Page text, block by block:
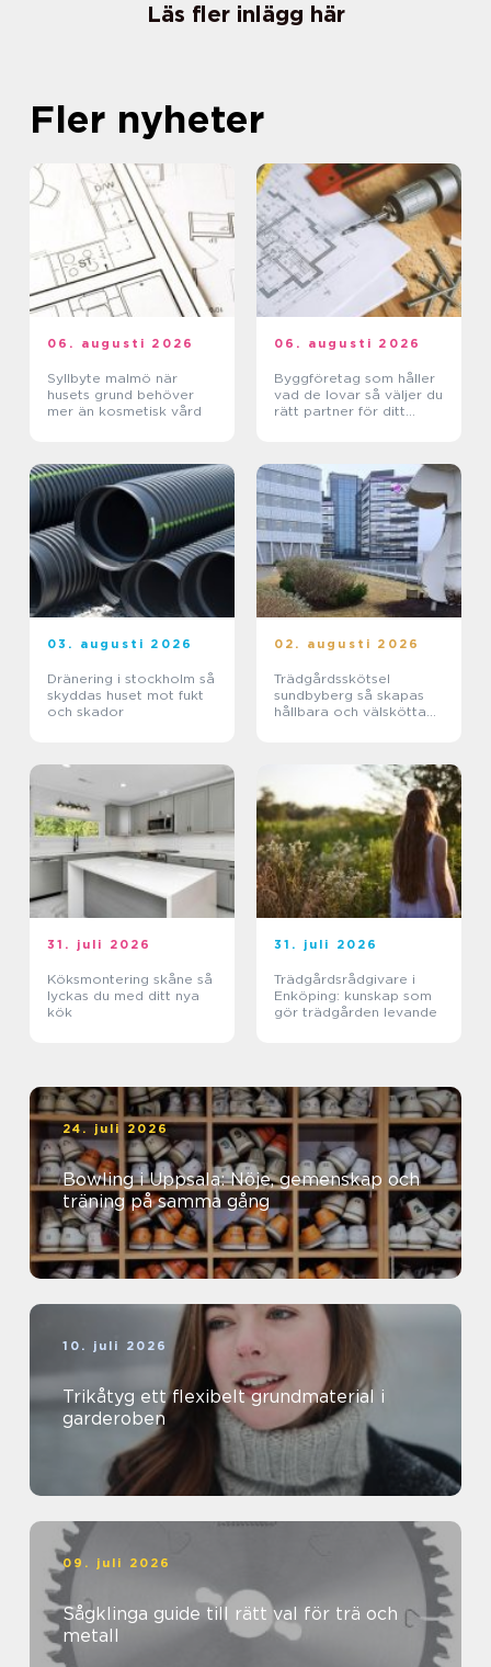
Läs fler inlägg här
Fler nyheter
06. augusti 2026
Syllbyte malmö när
husets grund behöver
mer än kosmetisk vård
06. augusti 2026
Byggföretag som håller
vad de lovar så väljer du
rätt partner för ditt
03. augusti 2026
Dränering i stockholm så
skyddas huset mot fukt
och skador
02. augusti 2026
Trädgårdsskötsel
sundbyberg så skapas
hållbara och välskötta
31. juli 2026
Köksmontering skåne så
lyckas du med ditt nya
kök
31. juli 2026
Trädgårdsrådgivare i
Enköping: kunskap som
gör trädgården levande
24. juli 2026
Bowling i Uppsala: Nöje, gemenskap och
träning på samma gång
10. juli 2026
Trikåtyg ett flexibelt grundmaterial i
garderoben
09. juli 2026
Sågklinga guide till rätt val för trä och
metall